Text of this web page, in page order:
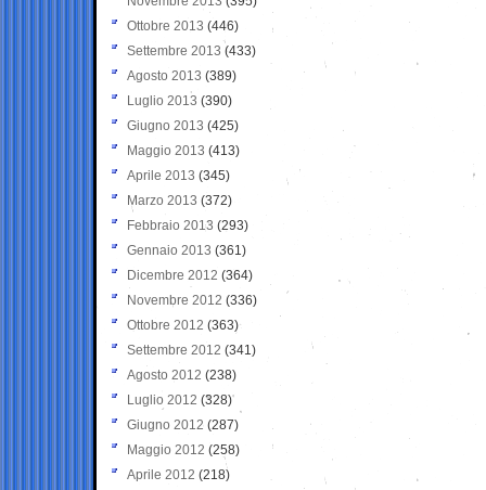
Ottobre 2013 (446)
Settembre 2013 (433)
Agosto 2013 (389)
Luglio 2013 (390)
Giugno 2013 (425)
Maggio 2013 (413)
Aprile 2013 (345)
Marzo 2013 (372)
Febbraio 2013 (293)
Gennaio 2013 (361)
Dicembre 2012 (364)
Novembre 2012 (336)
Ottobre 2012 (363)
Settembre 2012 (341)
Agosto 2012 (238)
Luglio 2012 (328)
Giugno 2012 (287)
Maggio 2012 (258)
Aprile 2012 (218)